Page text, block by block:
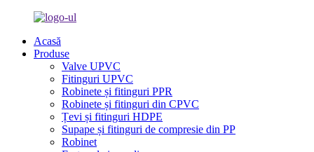
Acasă
Produse
Valve UPVC
Fitinguri UPVC
Robinete și fitinguri PPR
Robinete și fitinguri din CPVC
Țevi și fitinguri HDPE
Supape și fitinguri de compresie din PP
Robinet